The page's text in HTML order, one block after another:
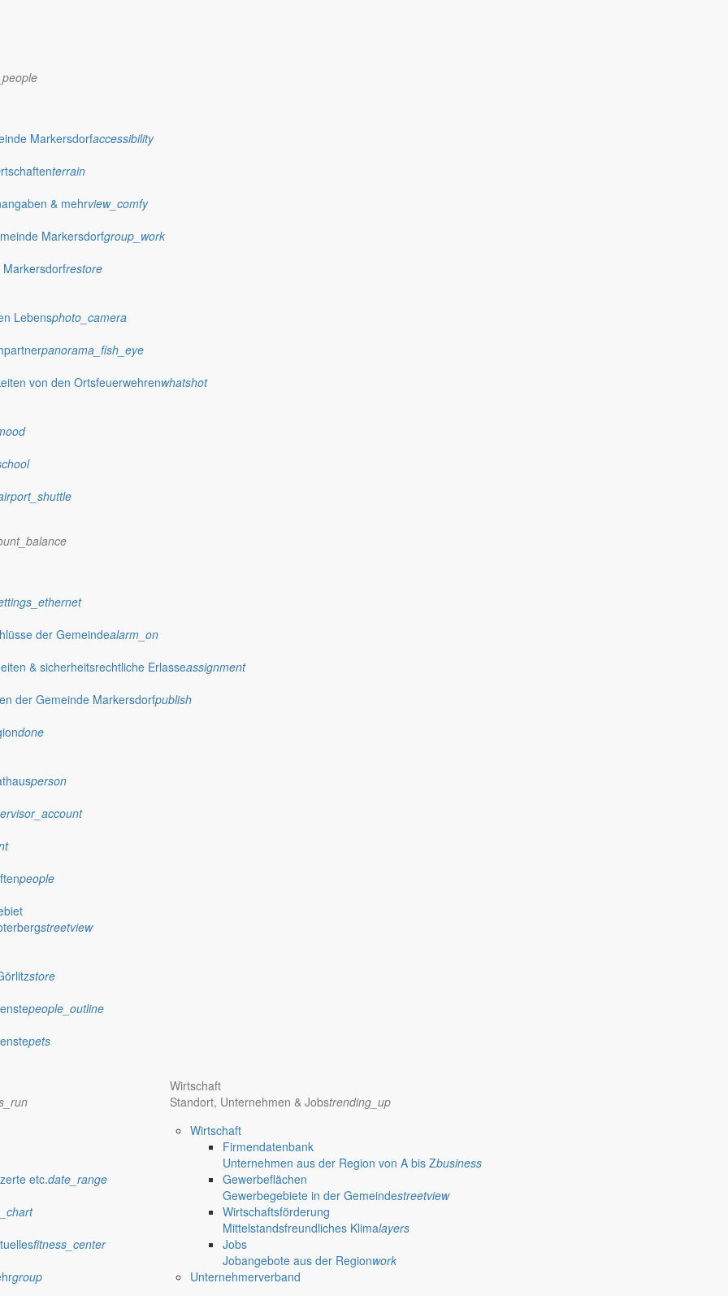
Markersdorfaccessibility
terrain
& mehrview_comfy
Markersdorfgroup_work
restore
Lebensphoto_camera
panorama_fish_eye
von den Ortsfeuerwehrenwhatshot
der Gemeindealarm_on
& sicherheitsrechtliche Erlasseassignment
der Gemeinde Markersdorfpublish
done
person
people
streetview
store
people_outline
pets
etc.date_range
fitness_center
group
Wirtschaft
Standort, Unternehmen & Jobstrending_up
Wirtschaft
Firmendatenbank
Unternehmen aus der Region von A bis Zbusiness
Gewerbeflächen
Gewerbegebiete in der Gemeindestreetview
Wirtschaftsförderung
Mittelstandsfreundliches Klimalayers
Jobs
Jobangebote aus der Regionwork
Unternehmerverband